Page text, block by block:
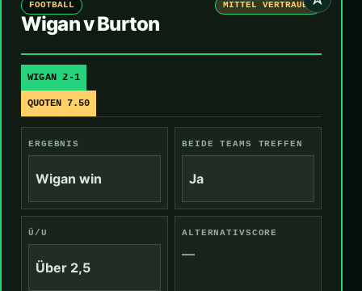
FOOTBALL MITTEL VERTRAUEN
Wigan v Burton
WIGAN 2-1
QUOTEN 7.50
ERGEBNIS
Wigan win
BEIDE TEAMS TREFFEN
Ja
Ü/U
Über 2,5
ALTERNATIVSCORE
—